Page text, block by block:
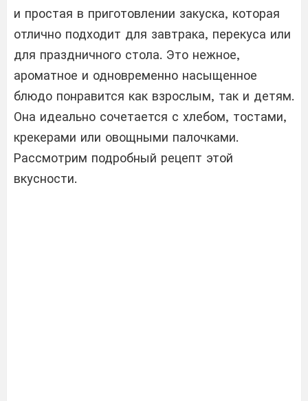
и простая в приготовлении закуска, которая
отлично подходит для завтрака, перекуса или
для праздничного стола. Это нежное,
ароматное и одновременно насыщенное
блюдо понравится как взрослым, так и детям.
Она идеально сочетается с хлебом, тостами,
крекерами или овощными палочками.
Рассмотрим подробный рецепт этой
вкусности.